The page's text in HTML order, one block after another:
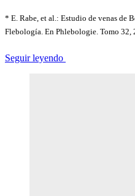
* E. Rabe, et al.: Estudio de venas de
Flebología. En Phlebologie. Tomo 32,
Seguir leyendo